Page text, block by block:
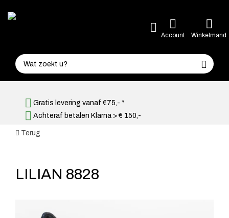
Account Winkelmand
Gratis levering vanaf €75,- *
Achteraf betalen Klarna > € 150,-
Terug
LILIAN 8828